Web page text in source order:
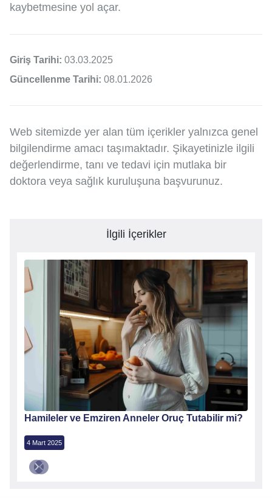
kaybetmesine yol açar.
Giriş Tarihi: 03.03.2025
Güncellenme Tarihi: 08.01.2026
Web sitemizde yer alan tüm içerikler yalnızca genel
bilgilendirme amacı taşımaktadır. Şikayetinizle ilgili
değerlendirme, tanı ve tedavi için mutlaka bir
doktora veya sağlık kuruluşuna başvurunuz.
İlgili İçerikler
Hamileler ve Emziren Anneler Oruç Tutabilir mi?
4 Mart 2025